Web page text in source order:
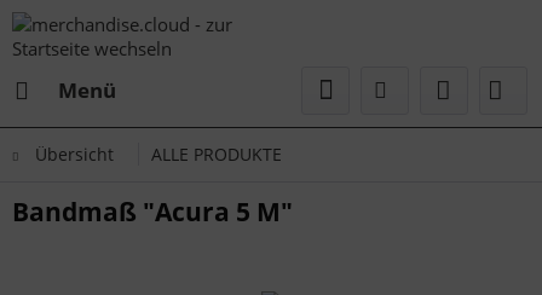
Menü
Übersicht ALLE PRODUKTE
Bandmaß "Acura 5 M"